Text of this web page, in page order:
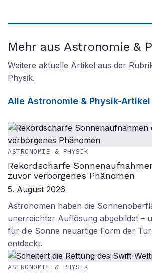
Mehr aus Astronomie &
Weitere aktuelle Artikel aus der
Physik.
Alle Astronomie & Physik-Artikel
ASTRONOMIE & PHYSIK
Rekordscharfe
zuvor verborgenes Phänomen
5. August 2026
Astronomen haben die
unerreichter Auflösung abgebildet –
für die Sonne neuartige Form der
entdeckt.
ASTRONOMIE & PHYSIK